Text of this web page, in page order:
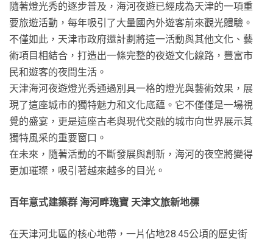
隨著燈光秀的逐步普及，海河夜遊已經成為天津的一項重
要旅遊活動，每年吸引了大量國內外遊客前來觀光體驗。
不僅如此，天津市政府還計劃將這一活動與其他文化、藝
術項目相結合，打造出一條完整的夜遊文化線路，豐富市
民和遊客的夜間生活。
天津海河夜遊燈光秀通過別具一格的燈光與藝術效果，展
現了這座城市的獨特魅力和文化底蘊。它不僅僅是一場視
覺的盛宴，更是這座古老與現代交融的城市向世界展示其
獨特風采的重要窗口。
在未來，隨著活動的不斷發展與創新，海河的夜空將變得
更加璀璨，吸引著越來越多的目光。
百年意式建築群 海河畔瑰寶 天津文旅新地標
在天津河北區的核心地帶，一片佔地28.45公頃的歷史街